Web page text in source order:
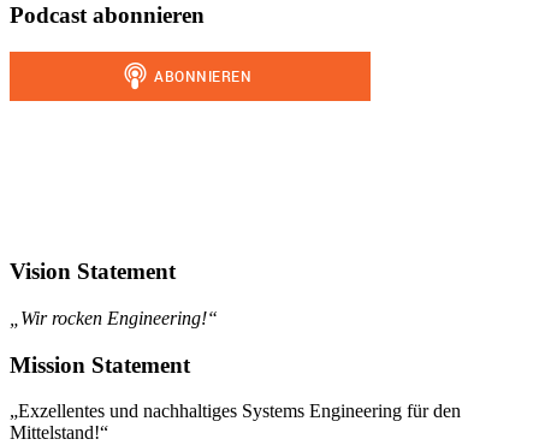
Podcast abonnieren
Vision Statement
„Wir rocken Engineering!“
Mission Statement
„Exzellentes und nachhaltiges Systems Engineering für den
Mittelstand!“